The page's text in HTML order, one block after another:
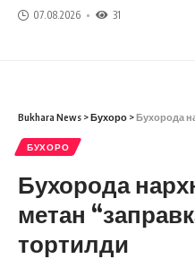
07.08.2026 31
Bukhara News >Бухоро >Бухорода
БУХОРО
Бухорода
метан
тортилди